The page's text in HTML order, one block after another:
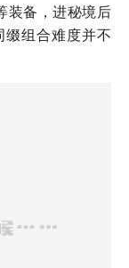
装备，进秘境后
组合难度并不